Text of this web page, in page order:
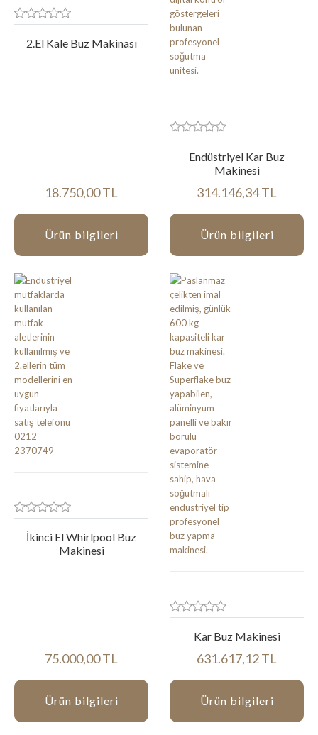
2.El Kale Buz Makinası
18.750,00 TL
Ürün bilgileri
Endüstriyel Kar Buz
Makinesi
314.146,34 TL
Ürün bilgileri
İkinci El Whirlpool Buz
Makinesi
75.000,00 TL
Ürün bilgileri
Kar Buz Makinesi
631.617,12 TL
Ürün bilgileri